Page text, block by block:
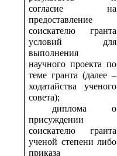
согласие на
предоставление
соискателю гранта
условий для
выполнения
научного проекта по
теме гранта (далее –
ходатайства ученого
совета);
диплома о
присуждении
соискателю гранта
ученой степени либо
приказа